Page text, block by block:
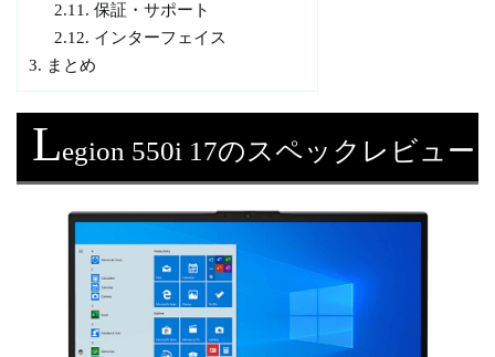
2.11. 保証・サポート
2.12. インターフェイス
3. まとめ
Legion 550i 17のスペックレビュー